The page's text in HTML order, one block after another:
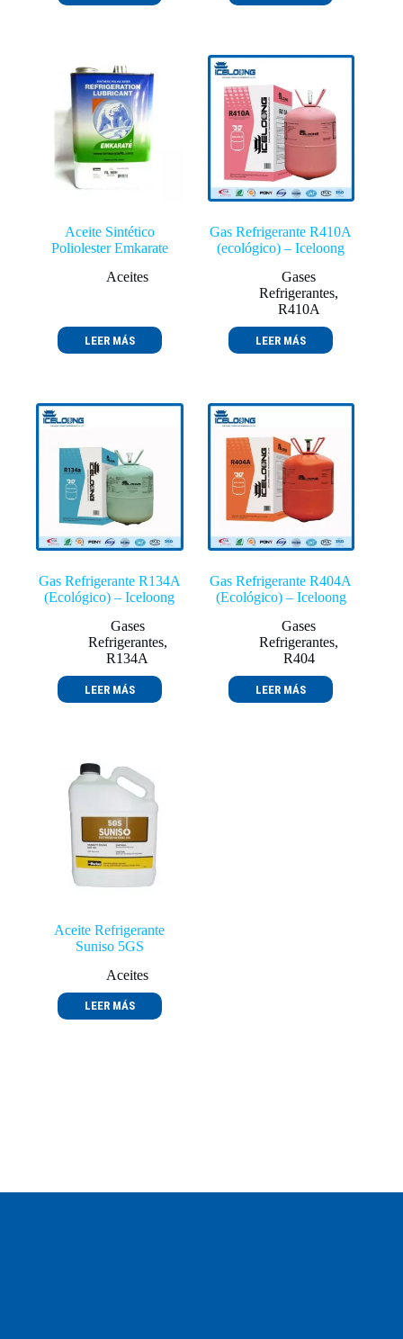
Aceite Sintético
Poliolester Emkarate
Aceites
LEER MÁS
Gas Refrigerante R410A
(ecológico) – Iceloong
Gases
Refrigerantes,
R410A
LEER MÁS
Gas Refrigerante R134A
(Ecológico) – Iceloong
Gases
Refrigerantes,
R134A
LEER MÁS
Gas Refrigerante R404A
(Ecológico) – Iceloong
Gases
Refrigerantes,
R404
LEER MÁS
Aceite Refrigerante
Suniso 5GS
Aceites
LEER MÁS